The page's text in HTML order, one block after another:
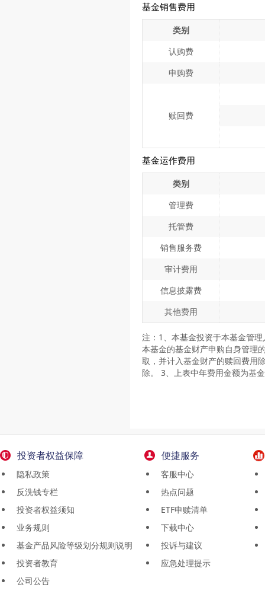
基金销售费用
类别
认购费
申购费
赎回费
基金运作费用
类别
管理费
托管费
销售服务费
审计费用
信息披露费
其他费用
注：1、本基金投资于本基金管
本基金的基金财产申购自身管理
取，并计入基金财产的赎回费用
除。 3、上表中年费用金额为基
投资者权益保障
隐私政策
反洗钱专栏
投资者权益须知
业务规则
基金产品风险等级划分规则说明
投资者教育
公司公告
便捷服务
客服中心
热点问题
ETF申赎清单
下载中心
投诉与建议
应急处理提示